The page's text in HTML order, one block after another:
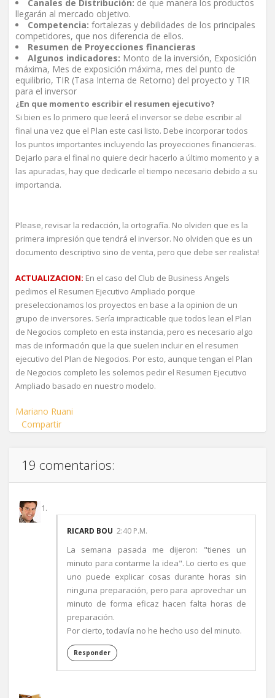
Canales de Distribución: de que manera los productos
llegarán al mercado objetivo.
Competencia: fortalezas y debilidades de los principales
competidores, que nos diferencia de ellos.
Resumen de Proyecciones financieras
Algunos indicadores: Monto de la inversión, Exposición
máxima, Mes de exposición máxima, mes del punto de
equilibrio, TIR (Tasa Interna de Retorno) del proyecto y TIR
para el inversor
¿En que momento escribir el resumen ejecutivo?
Si bien es lo primero que leerá el inversor se debe escribir al
final una vez que el Plan este casi listo. Debe incorporar todos
los puntos importantes incluyendo las proyecciones financieras.
Dejarlo para el final no quiere decir hacerlo a último momento y a
las apuradas, hay que dedicarle el tiempo necesario debido a su
importancia.
Please, revisar la redacción, la ortografía. No olviden que es la
primera impresión que tendrá el inversor. No olviden que es un
documento descriptivo sino de venta, pero que debe ser realista!
ACTUALIZACION: En el caso del Club de Business Angels
pedimos el Resumen Ejecutivo Ampliado porque
preseleccionamos los proyectos en base a la opinion de un
grupo de inversores. Sería impracticable que todos lean el Plan
de Negocios completo en esta instancia, pero es necesario algo
mas de información que la que suelen incluir en el resumen
ejecutivo del Plan de Negocios. Por esto, aunque tengan el Plan
de Negocios completo les solemos pedir el Resumen Ejecutivo
Ampliado basado en nuestro modelo.
Mariano Ruani
Compartir
19 comentarios:
RICARD BOU 2:40 P.M.
La semana pasada me dijeron: "tienes un
minuto para contarme la idea". Lo cierto es que
uno puede explicar cosas durante horas sin
ninguna preparación, pero para aprovechar un
minuto de forma eficaz hacen falta horas de
preparación.
Por cierto, todavía no he hecho uso del minuto.
Responder